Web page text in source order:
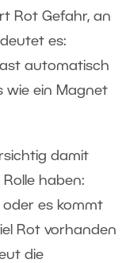
Rot Gefahr, an
es:
automatisch
wie ein Magnet
damit
haben:
es kommt
Rot vorhanden
die